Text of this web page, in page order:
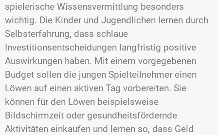
spielerische Wissensvermittlung besonders
wichtig. Die Kinder und Jugendlichen lernen durch
Selbsterfahrung, dass schlaue
Investitionsentscheidungen langfristig positive
Auswirkungen haben. Mit einem vorgegebenen
Budget sollen die jungen Spielteilnehmer einen
Löwen auf einen aktiven Tag vorbereiten. Sie
können für den Löwen beispielsweise
Bildschirmzeit oder gesundheitsfördernde
Aktivitäten einkaufen und lernen so, dass Geld